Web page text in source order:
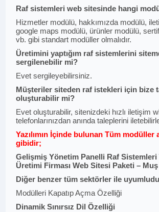
Raf sistemleri web sitesinde hangi
Hizmetler modülü, hakkımızda modülü,
google maps modülü, ürünler modülü,
vb. gibi standart modüller olmalıdır.
Üretimini yaptığım raf sistemlerini
sergilenebilir mi?
Evet sergileyebilirsiniz.
Müşteriler siteden raf istekleri için bize
oluşturabilir mi?
Evet oluşturabilir, sitenizdeki hızlı iletişim
telefonlarınızdan anında taleplerini
Yazılımın İçinde bulunan Tüm modüller
gibidir;
Gelişmiş Yönetim Panelli Raf Sistemleri
Üretimi Firması Web Sitesi Paketi – Muş
Diğer benzer tüm sektörler ile
Modülleri Kapatıp Açma Özelliği
Dinamik Sınırsız Dil Özelliği